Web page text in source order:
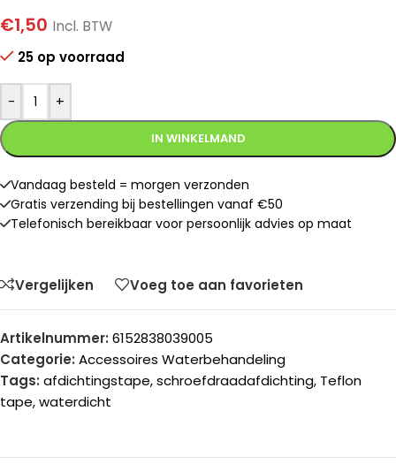
€1,50 Incl. BTW
25 op voorraad
- +
IN WINKELMAND
Vandaag besteld = morgen verzonden
Gratis verzending bij bestellingen vanaf €50
Telefonisch bereikbaar voor persoonlijk advies op maat
Vergelijken Voeg toe aan favorieten
Artikelnummer: 6152838039005
Categorie: Accessoires Waterbehandeling
Tags: afdichtingstape,schroefdraadafdichting, Teflon
tape,waterdicht